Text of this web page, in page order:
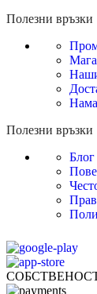
Полезни връзки
Полезни връзки